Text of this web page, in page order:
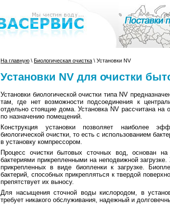
На главную \ Биологическая очистка \ Установки NV
Установки NV для очистки
Установки биологической очистки типа NV
там, где нет возможности подсоединения к
отдельно стоящие дома. Установка NV рассчитана на
по назначению помещений.
Конструкция установки позволяет наиболее
биологической очистки, то есть с использованием
в установку компрессором.
Процесс очистки бытовых сточных вод, основан
бактериями прикрепленными на неподвижной
прикрепленных в виде биопленки к загрузке.
бактерий, способных прикрепляться к твердой
препятствует их выносу.
Для насыщения сточной воды кислородом, в
требует никакого обслуживания, надежный и